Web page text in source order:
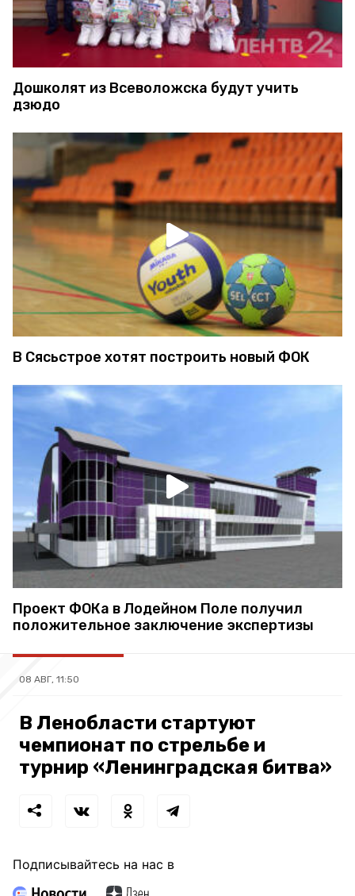
Дошколят из Всеволожска будут учить
дзюдо
В Сясьстрое хотят построить новый ФОК
Проект ФОКа в Лодейном Поле получил
положительное заключение экспертизы
08 АВГ, 11:50
В Ленобласти стартуют
чемпионат по стрельбе и
турнир «Ленинградская битва»
Подписывайтесь на нас в